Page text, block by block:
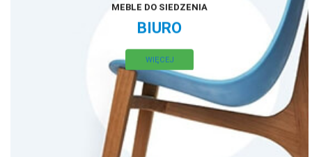
MEBLE DO SIEDZENIA
BIURO
WIĘCEJ